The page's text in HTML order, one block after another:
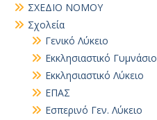
ΣΧΕΔΙΟ ΝΟΜΟΥ
Σχολεία
Γενικό Λύκειο
Εκκλησιαστικό Γυμνάσιο
Εκκλησιαστικό Λύκειο
ΕΠΑΣ
Εσπερινό Γεν. Λύκειο